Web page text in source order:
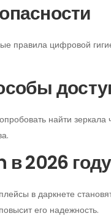
правила цифровой
найти
2026 году
в даркнете
его надежность.